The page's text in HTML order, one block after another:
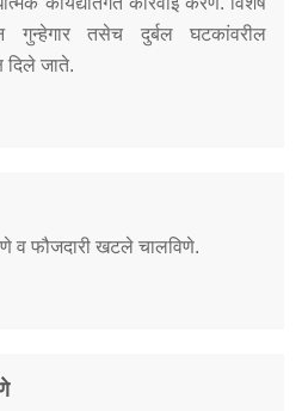
Accused
गुन्हेगार तसेच दुर्बल घटकांवरील
दिले जाते.
व फौजदारी खटले चालविणे.